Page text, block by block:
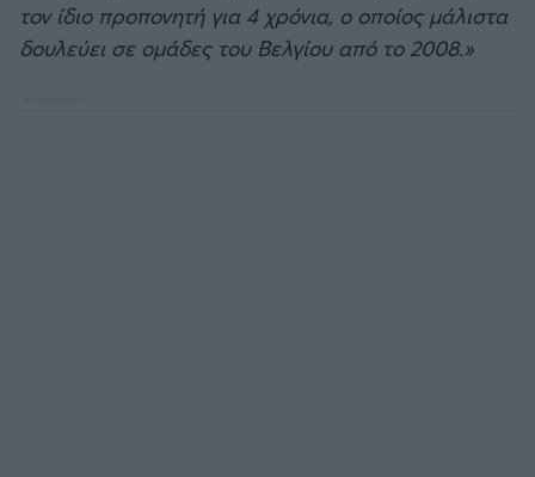
Άρσεναλ
Προολυμπιακό τουρνουά μπάσκετ
τον ίδιο προπονητή για 4 χρόνια, ο οποίος μάλιστα
δουλεύει σε ομάδες του Βελγίου από το 2008.»